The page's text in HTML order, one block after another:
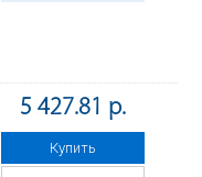
5 427.81 р.
Купить